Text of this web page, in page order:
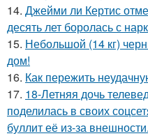
14. Джейми ли Кертис
десять лет боролась с
15. Небольшой (14 кг)
дом!
16. Как пережить
17. 18-Летняя дочь
поделилась в своих
буллит её из-за внешности.